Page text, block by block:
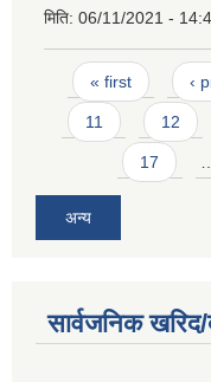
मिति: 06/11/2021 -
Pages
« first ‹
11 12
17
अन्य
सार्वजनिक